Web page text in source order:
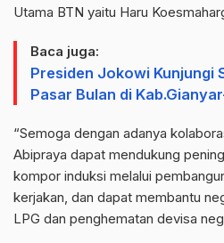
Utama BTN yaitu Haru
Baca juga:
Presiden Jokowi Kunjungi
Pasar Bulan di
“Semoga dengan adanya
Abipraya dapat mendukung
kompor induksi melalui
kerjakan, dan dapat membantu
LPG dan penghematan devisa